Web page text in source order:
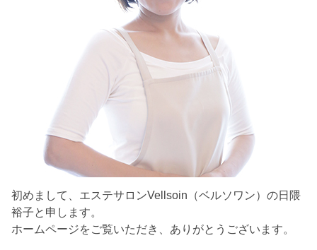
初めまして、エステサロンVellsoin（ベルソワン）の日隈
裕子と申します。
ホームページをご覧いただき、ありがとうございます。